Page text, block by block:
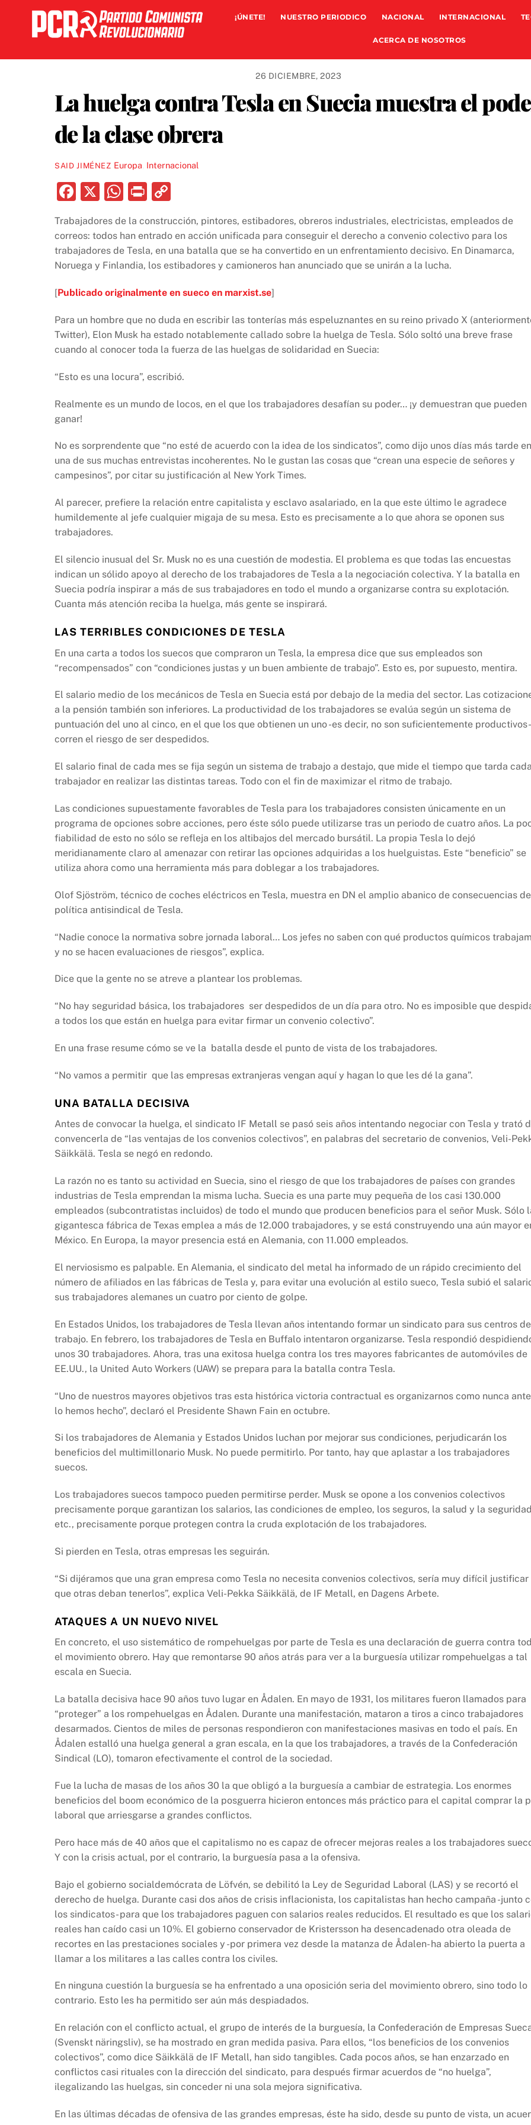
content
¡ÚNETE! NUESTRO PERIODICO NACIONAL INTERNACIONAL
ACERCA DE NOSOTROS
26 DICIEMBRE, 2023
La huelga contra Tesla en Suecia muestra el
de la clase obrera
SAID JIMÉNEZ Europa Internacional
F
c
e
b
o
k
X
W
at
s
A
p
P
nt p
y
Li
n
Trabajadores de la construcción, pintores, estibadores, obreros industriales, electricistas, empleados de
correos: todos han entrado en acción unificada para conseguir el derecho a convenio colectivo para los
trabajadores de Tesla, en una batalla que se ha convertido en un enfrentamiento decisivo. En Dinamarca,
Noruega y Finlandia, los estibadores y camioneros han anunciado que se unirán a la lucha.
[Publicado originalmente en sueco en marxist.se]
Para un hombre que no duda en escribir las tonterías más espeluznantes en su reino privado X
Twitter), Elon Musk ha estado notablemente callado sobre la huelga de Tesla. Sólo soltó una breve frase
cuando al conocer toda la fuerza de las huelgas de solidaridad en Suecia:
“Esto es una locura”, escribió.
Realmente es un mundo de locos, en el que los trabajadores desafían su poder… ¡y demuestran que pueden
ganar!
No es sorprendente que “no esté de acuerdo con la idea de los sindicatos”, como dijo unos días más tarde en
una de sus muchas entrevistas incoherentes. No le gustan las cosas que “crean una especie de señores y
campesinos”, por citar su justificación al New York Times.
Al parecer, prefiere la relación entre capitalista y esclavo asalariado, en la que este último le agradece
humildemente al jefe cualquier migaja de su mesa. Esto es precisamente a lo que ahora se oponen sus
trabajadores.
El silencio inusual del Sr. Musk no es una cuestión de modestia. El problema es que todas las encuestas
indican un sólido apoyo al derecho de los trabajadores de Tesla a la negociación colectiva. Y la batalla en
Suecia podría inspirar a más de sus trabajadores en todo el mundo a organizarse contra su explotación.
Cuanta más atención reciba la huelga, más gente se inspirará.
LAS TERRIBLES CONDICIONES DE TESLA
En una carta a todos los suecos que compraron un Tesla, la empresa dice que sus empleados son
“recompensados” con “condiciones justas y un buen ambiente de trabajo”. Esto es, por supuesto, mentira.
El salario medio de los mecánicos de Tesla en Suecia está por debajo de la media del sector. Las
a la pensión también son inferiores. La productividad de los trabajadores se evalúa según un sistema de
puntuación del uno al cinco, en el que los que obtienen un uno -es decir, no son suficientemente productivos-
corren el riesgo de ser despedidos.
El salario final de cada mes se fija según un sistema de trabajo a destajo, que mide el tiempo que tarda
trabajador en realizar las distintas tareas. Todo con el fin de maximizar el ritmo de trabajo.
Las condiciones supuestamente favorables de Tesla para los trabajadores consisten únicamente en un
programa de opciones sobre acciones, pero éste sólo puede utilizarse tras un periodo de cuatro años. La
fiabilidad de esto no sólo se refleja en los altibajos del mercado bursátil. La propia Tesla lo dejó
meridianamente claro al amenazar con retirar las opciones adquiridas a los huelguistas. Este “beneficio” se
utiliza ahora como una herramienta más para doblegar a los trabajadores.
Olof Sjöström, técnico de coches eléctricos en Tesla, muestra en DN el amplio abanico de consecuencias
política antisindical de Tesla.
“Nadie conoce la normativa sobre jornada laboral… Los jefes no saben con qué productos químicos
y no se hacen evaluaciones de riesgos”, explica.
Dice que la gente no se atreve a plantear los problemas.
“No hay seguridad básica, los trabajadores ser despedidos de un día para otro. No es imposible que
a todos los que están en huelga para evitar firmar un convenio colectivo”.
En una frase resume cómo se ve la batalla desde el punto de vista de los trabajadores.
“No vamos a permitir que las empresas extranjeras vengan aquí y hagan lo que les dé la gana”.
UNA BATALLA DECISIVA
Antes de convocar la huelga, el sindicato IF Metall se pasó seis años intentando negociar con Tesla y trató
convencerla de “las ventajas de los convenios colectivos”, en palabras del secretario de convenios, Veli-
Säikkälä. Tesla se negó en redondo.
La razón no es tanto su actividad en Suecia, sino el riesgo de que los trabajadores de países con grandes
industrias de Tesla emprendan la misma lucha. Suecia es una parte muy pequeña de los casi 130.000
empleados (subcontratistas incluidos) de todo el mundo que producen beneficios para el señor Musk. Sólo
gigantesca fábrica de Texas emplea a más de 12.000 trabajadores, y se está construyendo una aún mayor
México. En Europa, la mayor presencia está en Alemania, con 11.000 empleados.
El nerviosismo es palpable. En Alemania, el sindicato del metal ha informado de un rápido crecimiento del
número de afiliados en las fábricas de Tesla y, para evitar una evolución al estilo sueco, Tesla subió el
sus trabajadores alemanes un cuatro por ciento de golpe.
En Estados Unidos, los trabajadores de Tesla llevan años intentando formar un sindicato para sus centros de
trabajo. En febrero, los trabajadores de Tesla en Buffalo intentaron organizarse. Tesla respondió
unos 30 trabajadores. Ahora, tras una exitosa huelga contra los tres mayores fabricantes de automóviles de
EE.UU., la United Auto Workers (UAW) se prepara para la batalla contra Tesla.
“Uno de nuestros mayores objetivos tras esta histórica victoria contractual es organizarnos como nunca
lo hemos hecho”, declaró el Presidente Shawn Fain en octubre.
Si los trabajadores de Alemania y Estados Unidos luchan por mejorar sus condiciones, perjudicarán los
beneficios del multimillonario Musk. No puede permitirlo. Por tanto, hay que aplastar a los trabajadores
suecos.
Los trabajadores suecos tampoco pueden permitirse perder. Musk se opone a los convenios colectivos
precisamente porque garantizan los salarios, las condiciones de empleo, los seguros, la salud y la
etc., precisamente porque protegen contra la cruda explotación de los trabajadores.
Si pierden en Tesla, otras empresas les seguirán.
“Si dijéramos que una gran empresa como Tesla no necesita convenios colectivos, sería muy difícil justificar
que otras deban tenerlos”, explica Veli-Pekka Säikkälä, de IF Metall, en Dagens Arbete.
ATAQUES A UN NUEVO NIVEL
En concreto, el uso sistemático de rompehuelgas por parte de Tesla es una declaración de guerra contra
el movimiento obrero. Hay que remontarse 90 años atrás para ver a la burguesía utilizar rompehuelgas a tal
escala en Suecia.
La batalla decisiva hace 90 años tuvo lugar en Ådalen. En mayo de 1931, los militares fueron llamados para
“proteger” a los rompehuelgas en Ådalen. Durante una manifestación, mataron a tiros a cinco trabajadores
desarmados. Cientos de miles de personas respondieron con manifestaciones masivas en todo el país. En
Ådalen estalló una huelga general a gran escala, en la que los trabajadores, a través de la Confederación
Sindical (LO), tomaron efectivamente el control de la sociedad.
Fue la lucha de masas de los años 30 la que obligó a la burguesía a cambiar de estrategia. Los enormes
beneficios del boom económico de la posguerra hicieron entonces más práctico para el capital comprar la
laboral que arriesgarse a grandes conflictos.
Pero hace más de 40 años que el capitalismo no es capaz de ofrecer mejoras reales a los trabajadores
Y con la crisis actual, por el contrario, la burguesía pasa a la ofensiva.
Bajo el gobierno socialdemócrata de Löfvén, se debilitó la Ley de Seguridad Laboral (LAS) y se recortó el
derecho de huelga. Durante casi dos años de crisis inflacionista, los capitalistas han hecho campaña -junto
los sindicatos- para que los trabajadores paguen con salarios reales reducidos. El resultado es que los
reales han caído casi un 10%. El gobierno conservador de Kristersson ha desencadenado otra oleada de
recortes en las prestaciones sociales y -por primera vez desde la matanza de Ådalen- ha abierto la puerta a
llamar a los militares a las calles contra los civiles.
En ninguna cuestión la burguesía se ha enfrentado a una oposición seria del movimiento obrero, sino todo lo
contrario. Esto les ha permitido ser aún más despiadados.
En relación con el conflicto actual, el grupo de interés de la burguesía, la Confederación de Empresas
(Svenskt näringsliv), se ha mostrado en gran medida pasiva. Para ellos, “los beneficios de los convenios
colectivos”, como dice Säikkälä de IF Metall, han sido tangibles. Cada pocos años, se han enzarzado en
conflictos casi rituales con la dirección del sindicato, para después firmar acuerdos de “no huelga”,
ilegalizando las huelgas, sin conceder ni una sola mejora significativa.
En las últimas décadas de ofensiva de las grandes empresas, éste ha sido, desde su punto de vista, un